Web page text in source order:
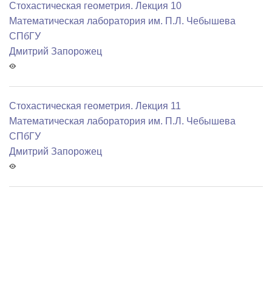
Стохастическая геометрия. Лекция 10
Математичеcкая лаборатория им. П.Л. Чебышева
СПбГУ
Дмитрий Запорожец
Стохастическая геометрия. Лекция 11
Математичеcкая лаборатория им. П.Л. Чебышева
СПбГУ
Дмитрий Запорожец